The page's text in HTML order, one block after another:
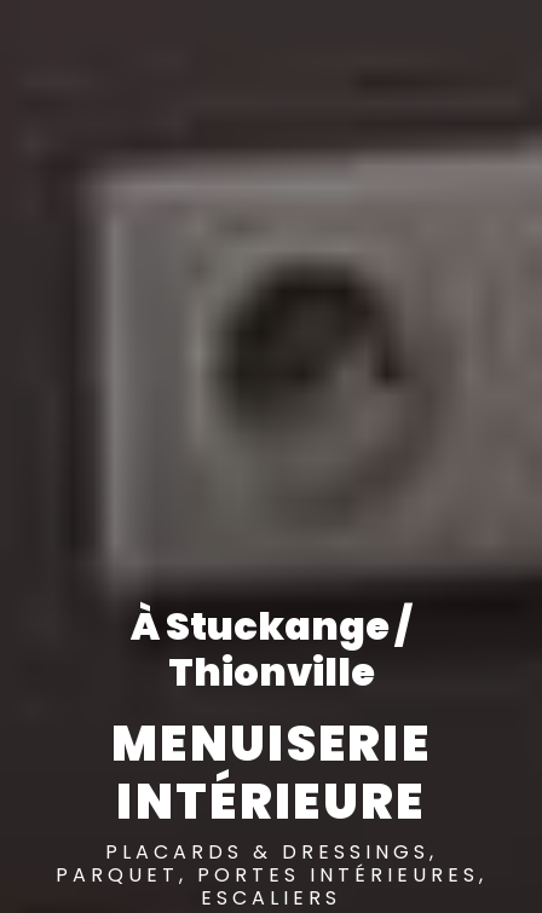
À Stuckange /
Thionville
MENUISERIE
INTÉRIEURE
PLACARDS & DRESSINGS,
PARQUET, PORTES INTÉRIEURES,
ESCALIERS